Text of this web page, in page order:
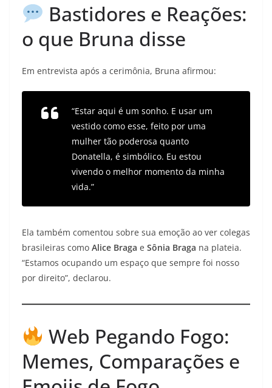
Bastidores e Reações:
o que Bruna disse
Em entrevista após a cerimônia, Bruna afirmou:
“Estar aqui é um sonho. E usar um
vestido como esse, feito por uma
mulher tão poderosa quanto
Donatella, é simbólico. Eu estou
vivendo o melhor momento da minha
vida.”
Ela também comentou sobre sua emoção ao ver colegas
brasileiras como Alice Braga e Sônia Braga na plateia.
“Estamos ocupando um espaço que sempre foi nosso
por direito”, declarou.
Web Pegando Fogo:
Memes, Comparações e